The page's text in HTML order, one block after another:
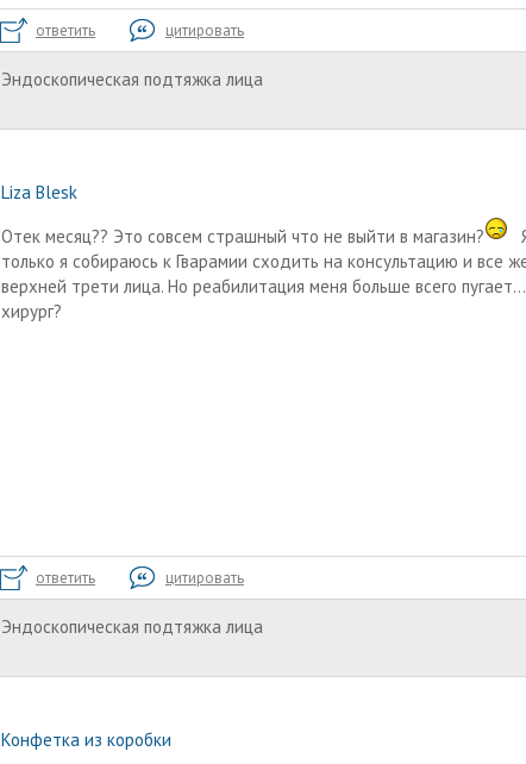
ответить цитировать
Эндоскопическая подтяжка лица
Liza Blesk
Отек месяц?? Это совсем страшный что не выйти в магазин?
только я собираюсь к Гварамии сходить на консультацию и все
верхней трети лица. Но реабилитация меня больше всего
хирург?
ответить цитировать
Эндоскопическая подтяжка лица
Конфетка из коробки